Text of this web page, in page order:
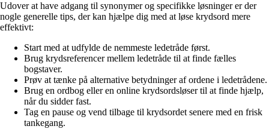
Udover at have adgang til synonymer og specifikke løsninger er der
nogle generelle tips, der kan hjælpe dig med at løse krydsord mere
effektivt:
Start med at udfylde de nemmeste ledetråde først.
Brug krydsreferencer mellem ledetråde til at finde fælles
bogstaver.
Prøv at tænke på alternative betydninger af ordene i ledetrådene.
Brug en ordbog eller en online krydsordsløser til at finde hjælp,
når du sidder fast.
Tag en pause og vend tilbage til krydsordet senere med en frisk
tankegang.